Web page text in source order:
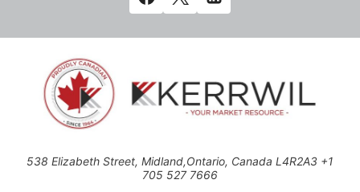
538 Elizabeth Street, Midland,Ontario, Canada L4R2A3 +1
705 527 7666